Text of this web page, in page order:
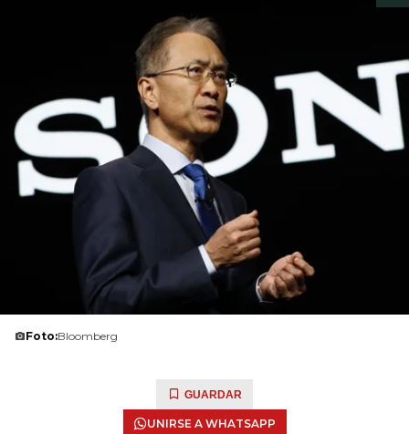
Foto:Bloomberg
GUARDAR
UNIRSE A WHATSAPP